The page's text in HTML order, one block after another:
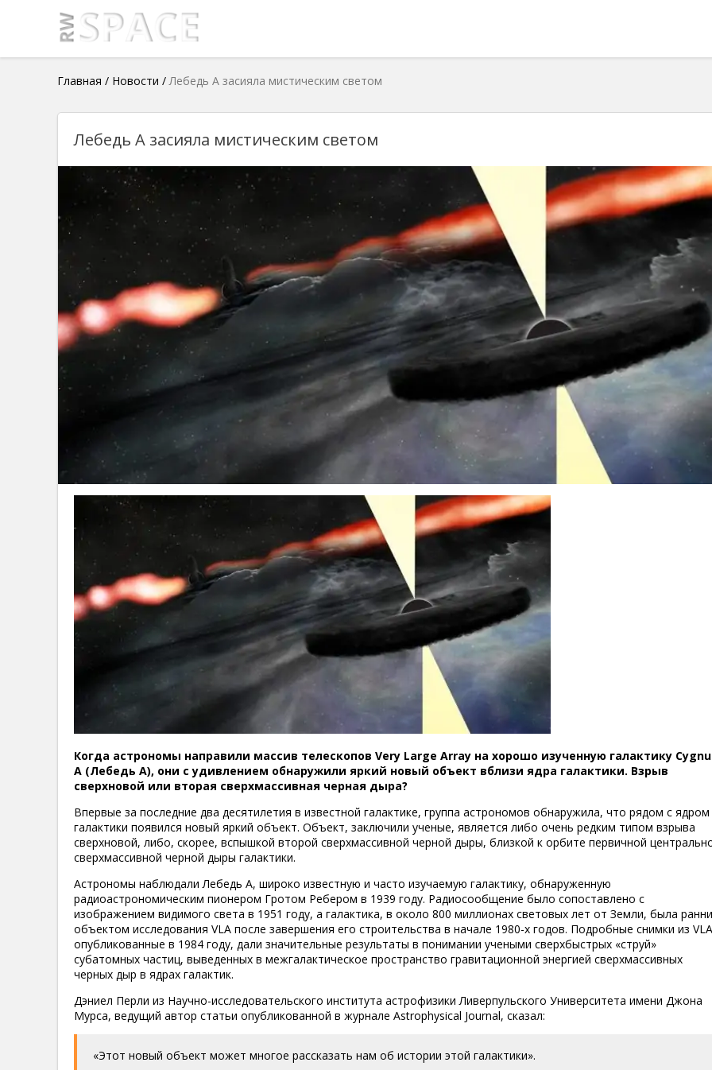
Главная / Новости /Лебедь А засияла мистическим светом
Лебедь А засияла мистическим светом
Когда астрономы направили массив телескопов Very Large Array на хорошо изученную галактику
A (Лебедь А), они с удивлением обнаружили яркий новый объект вблизи ядра галактики. Взрыв
сверхновой или вторая сверхмассивная черная дыра?
Впервые за последние два десятилетия в известной галактике, группа астрономов обнаружила, что рядом с ядром
галактики появился новый яркий объект. Объект, заключили ученые, является либо очень редким типом взрыва
сверхновой, либо, скорее, вспышкой второй сверхмассивной черной дыры, близкой к орбите первичной
сверхмассивной черной дыры галактики.
Астрономы наблюдали Лебедь А, широко известную и часто изучаемую галактику, обнаруженную
радиоастрономическим пионером Гротом Ребером в 1939 году. Радиосообщение было сопоставлено с
изображением видимого света в 1951 году, а галактика, в около 800 миллионах световых лет от Земли, была
объектом исследования VLA после завершения его строительства в начале 1980-х годов. Подробные снимки из
опубликованные в 1984 году, дали значительные результаты в понимании учеными сверхбыстрых «струй»
субатомных частиц, выведенных в межгалактическое пространство гравитационной энергией сверхмассивных
черных дыр в ядрах галактик.
Дэниел Перли из Научно-исследовательского института астрофизики Ливерпульского Университета имени Джона
Мурса, ведущий автор статьи опубликованной в журнале Astrophysical Journal, сказал:
«Этот новый объект может многое рассказать нам об истории этой галактики».